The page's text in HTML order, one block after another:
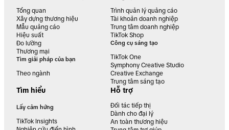
Tổng quan
Xây dựng thương hiệu
Mẫu quảng cáo
Hiệu suất
Đo lường
Thương mại
Tìm giải pháp của bạn
Theo ngành
Trình quản lý quảng cáo
Tài khoản doanh nghiệp
Trung tâm doanh nghiệp
TikTok Shop
Công cụ sáng tạo
TikTok One
Symphony Creative Studio
Creative Exchange
Trung tâm sáng tạo
Tìm hiểu
Lấy cảm hứng
TikTok Insights
Hỗ trợ
Đối tác tiếp thị
Dành cho đại lý
An toàn thương hiệu